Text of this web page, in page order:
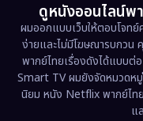
Emotional
Epic มหากาพย์
Erotic
ดูหนังออนไลน์พ
ผมออกแบบเว็บให้ตอบโจท
ง่ายและไม่มีโฆษณารบกวน
พากย์ไทยเรื่องดังได้แบบต่
Smart TV ผมยังจัดหมวดหมู่
นิยม หนัง Netflix พากย์ไท
แ